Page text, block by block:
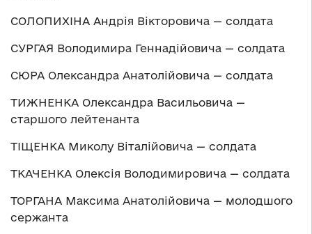
СОЛОПИХІНА Андрія Вікторовича — солдата
СУРГАЯ Володимира Геннадійовича — солдата
СЮРА Олександра Анатолійовича — солдата
ТИЖНЕНКА Олександра Васильовича —
старшого лейтенанта
ТІЩЕНКА Миколу Віталійовича — солдата
ТКАЧЕНКА Олексія Володимировича — солдата
ТОРГАНА Максима Анатолійовича — молодшого
сержанта